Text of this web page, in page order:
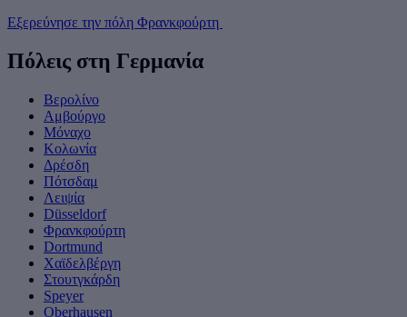
Εξερεύνησε την πόλη Φρανκφούρτη
Πόλεις στη Γερμανία
Βερολίνο
Αμβούργο
Μόναχο
Κολωνία
Δρέσδη
Πότσδαμ
Λειψία
Düsseldorf
Φρανκφούρτη
Dortmund
Χαϊδελβέργη
Στουτγκάρδη
Speyer
Oberhausen